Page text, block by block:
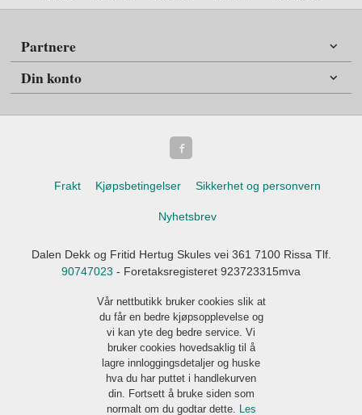
Partnere
Din konto
Frakt Kjøpsbetingelser Sikkerhet og personvern
Nyhetsbrev
Dalen Dekk og Fritid Hertug Skules vei 361 7100 Rissa Tlf.
90747023 - Foretaksregisteret 923723315mva
Vår nettbutikk bruker cookies slik at
du får en bedre kjøpsopplevelse og
vi kan yte deg bedre service. Vi
bruker cookies hovedsaklig til å
lagre innloggingsdetaljer og huske
hva du har puttet i handlekurven
din. Fortsett å bruke siden som
normalt om du godtar dette. Les